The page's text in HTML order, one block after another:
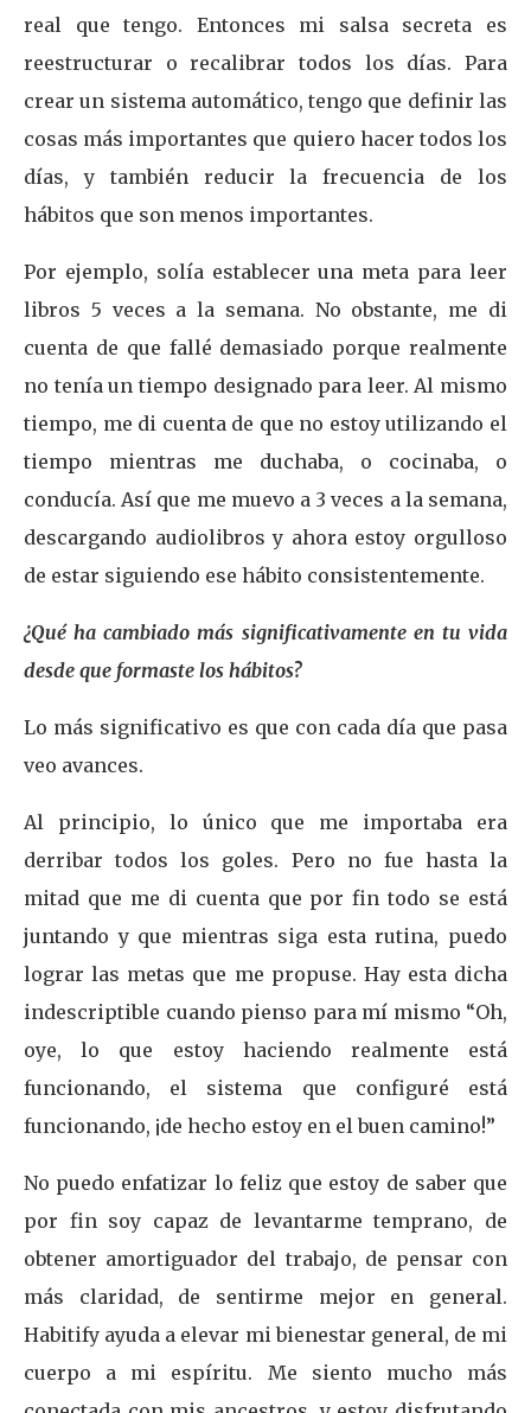
real que tengo. Entonces mi salsa secreta es
reestructurar o recalibrar todos los días. Para
crear un sistema automático, tengo que definir las
cosas más importantes que quiero hacer todos los
días, y también reducir la frecuencia de los
hábitos que son menos importantes.
Por ejemplo, solía establecer una meta para leer
libros 5 veces a la semana. No obstante, me di
cuenta de que fallé demasiado porque realmente
no tenía un tiempo designado para leer. Al mismo
tiempo, me di cuenta de que no estoy utilizando el
tiempo mientras me duchaba, o cocinaba, o
conducía. Así que me muevo a 3 veces a la semana,
descargando audiolibros y ahora estoy orgulloso
de estar siguiendo ese hábito consistentemente.
¿Qué ha cambiado más significativamente en tu vida
desde que formaste los hábitos?
Lo más significativo es que con cada día que pasa
veo avances.
Al principio, lo único que me importaba era
derribar todos los goles. Pero no fue hasta la
mitad que me di cuenta que por fin todo se está
juntando y que mientras siga esta rutina, puedo
lograr las metas que me propuse. Hay esta dicha
indescriptible cuando pienso para mí mismo “Oh,
oye, lo que estoy haciendo realmente está
funcionando, el sistema que configuré está
funcionando, ¡de hecho estoy en el buen camino!”
No puedo enfatizar lo feliz que estoy de saber que
por fin soy capaz de levantarme temprano, de
obtener amortiguador del trabajo, de pensar con
más claridad, de sentirme mejor en general.
Habitify ayuda a elevar mi bienestar general, de mi
cuerpo a mi espíritu. Me siento mucho más